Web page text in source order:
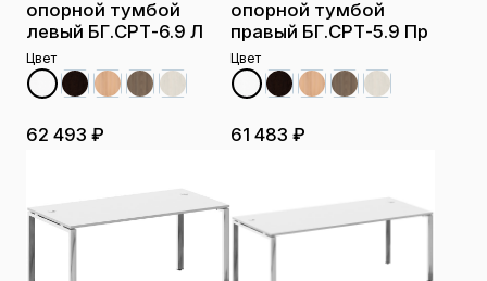
опорной тумбой
левый БГ.СРТ-6.9 Л
Цвет
62 493 ₽
опорной тумбой
правый БГ.СРТ-5.9 Пр
Цвет
61 483 ₽